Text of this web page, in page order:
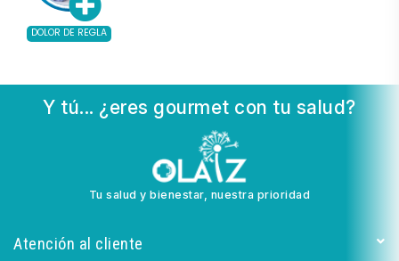
DOLOR DE REGLA
Y tú... ¿eres gourmet con tu salud?
Tu salud y bienestar, nuestra prioridad
Atención al cliente